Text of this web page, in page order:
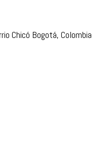
Chicó Bogotá, Colombia